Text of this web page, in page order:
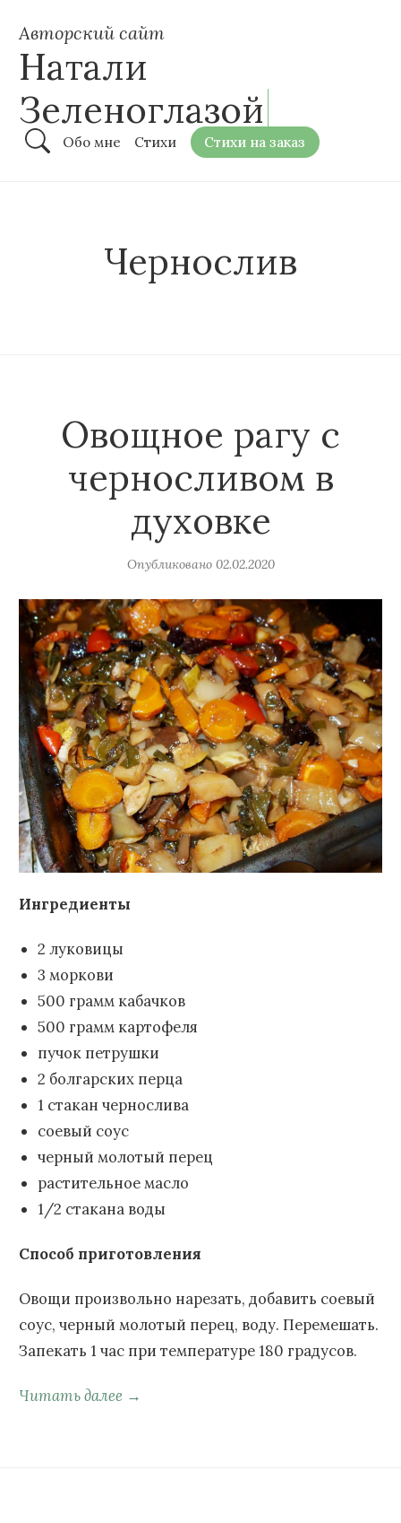
Авторский сайт
Натали
Зеленоглазой
Обо мне Стихи Стихи на заказ
Чернослив
Овощное рагу с
черносливом в
духовке
Опубликовано 02.02.2020
Ингредиенты
2 луковицы
3 моркови
500 грамм кабачков
500 грамм картофеля
пучок петрушки
2 болгарских перца
1 стакан чернослива
соевый соус
черный молотый перец
растительное масло
1/2 стакана воды
Способ приготовления
Овощи произвольно нарезать, добавить соевый
соус, черный молотый перец, воду. Перемешать.
Запекать 1 час при температуре 180 градусов.
Читать далее →